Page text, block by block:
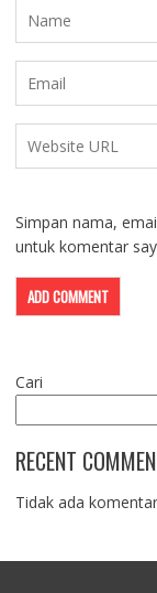
Simpan nama,
untuk komentar
Cari
RECENT
Tidak ada